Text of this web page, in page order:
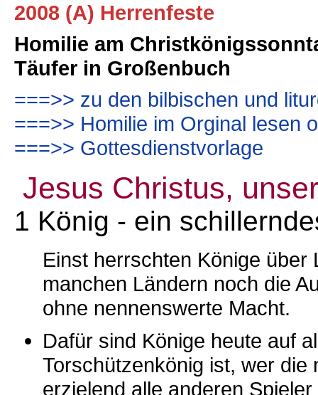
2008 (A) Herrenfeste
Homilie am
Täufer in Großenbuch
===>> zu den bilbischen und
===>> Homilie im Orginal lesen
===>> Gottesdienstvorlage
Jesus Christus,
1 König - ein
Einst herrschten Könige über
manchen Ländern noch die
ohne nennenswerte Macht.
Dafür sind Könige heute auf
Torschützenkönig ist, wer die
erzielend alle anderen